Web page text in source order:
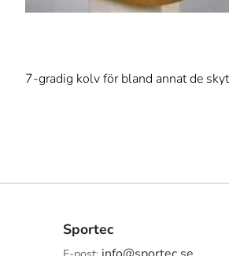
7-gradig kolv för bland annat de
Sportec